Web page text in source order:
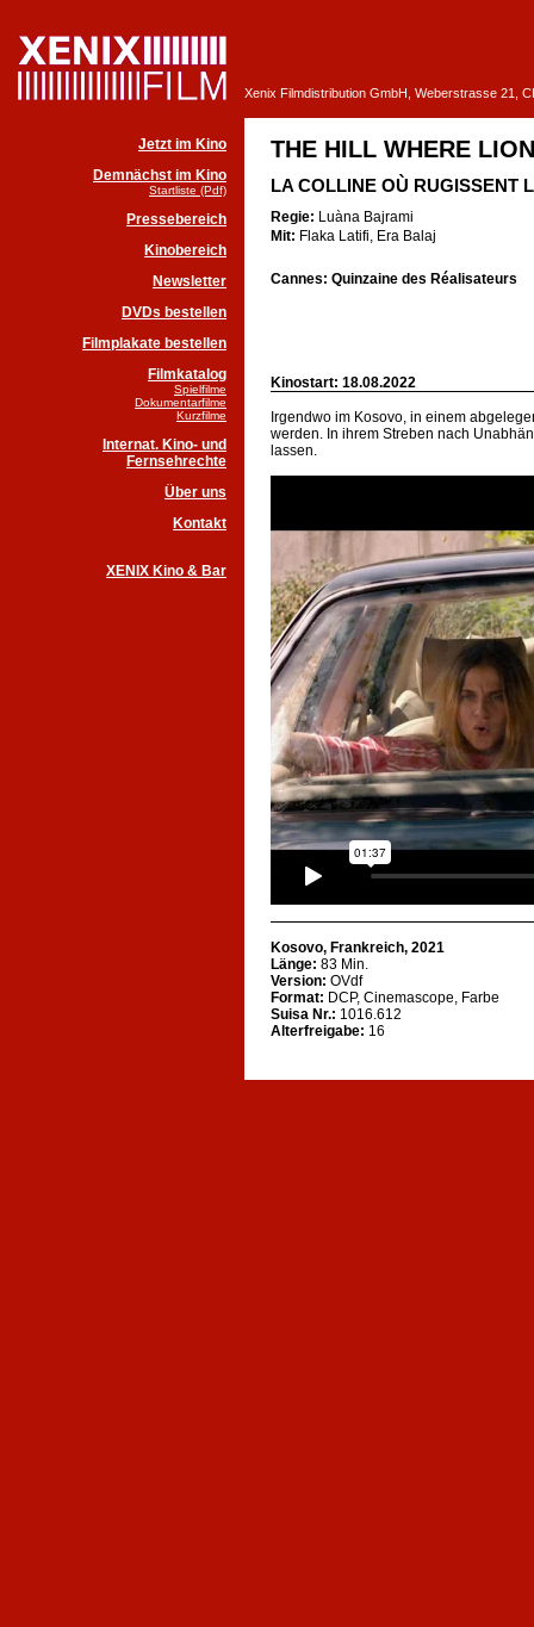
Xenix Filmdistribution GmbH, Weberstrasse 21,
Jetzt im Kino
Demnächst im Kino
Startliste (Pdf)
Pressebereich
Kinobereich
Newsletter
DVDs bestellen
Filmplakate bestellen
Filmkatalog
Spielfilme
Dokumentarfilme
Kurzfilme
Internat. Kino- und
Fernsehrechte
Über uns
Kontakt
XENIX Kino & Bar
THE HILL WHERE
LA COLLINE OÙ RUGISSENT
Regie: Luàna Bajrami
Mit: Flaka Latifi, Era Balaj
Cannes: Quinzaine des Réalisateurs
Kinostart: 18.08.2022
Irgendwo im Kosovo, in einem
werden. In ihrem Streben nach
lassen.
Kosovo, Frankreich, 2021
Länge: 83 Min.
Version: OVdf
Format: DCP, Cinemascope, Farbe
Suisa Nr.: 1016.612
Alterfreigabe: 16